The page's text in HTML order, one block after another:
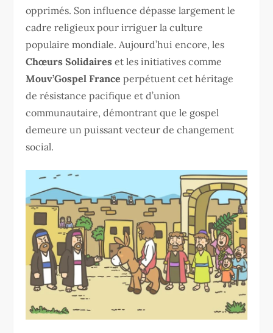
opprimés. Son influence dépasse largement le
cadre religieux pour irriguer la culture
populaire mondiale. Aujourd’hui encore, les
Chœurs Solidaires et les initiatives comme
Mouv’Gospel France perpétuent cet héritage
de résistance pacifique et d’union
communautaire, démontrant que le gospel
demeure un puissant vecteur de changement
social.